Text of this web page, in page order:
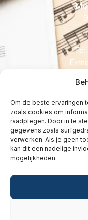
Om de beste ervaringen
zoals cookies om
raadplegen. Door in te
gegevens zoals
verwerken. Als je geen
kan dit een nadelige
mogelijkheden.
E-